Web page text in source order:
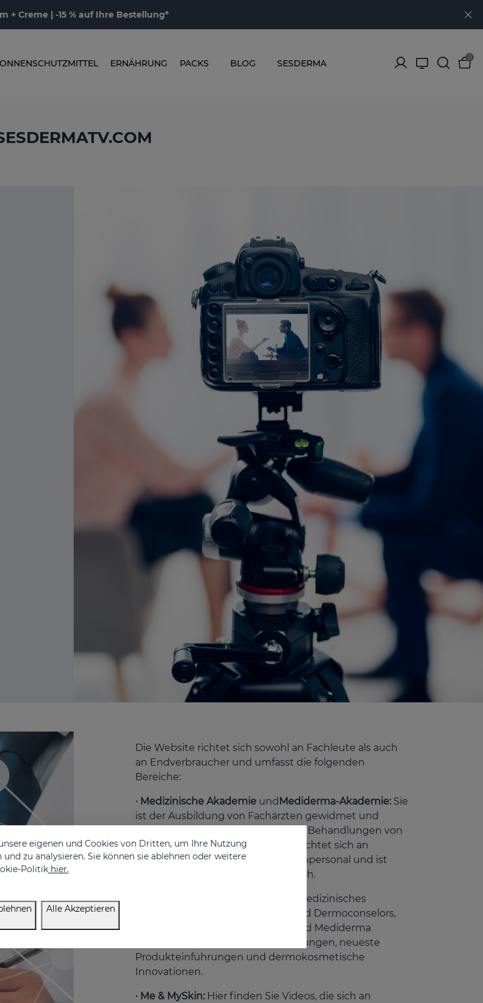
+ Creme | -15 % auf Ihre Bestellung*
ERNÄHRUNG PACKS BLOG SESDERMA
0
Die Website richtet sich sowohl an Fachleute als auch
an Endverbraucher und umfasst die folgenden
Bereiche:
· Medizinische Akademie und Mediderma-Akademie: Sie
ist der Ausbildung von Fachärzten gewidmet und
enthält Tutorials zu Techniken und Behandlungen von
Mediderma Professional Care. Sie richtet sich an
Apotheker und medizinisches Fachpersonal und ist
daher nur eingeschränkt zugänglich.
für Apotheker und medizinisches
Fachpersonal, Handelsvertreter und Dermoconselors,
die die Produkte von Sesderma und Mediderma
weltweit vertreiben. Produktschulungen, neueste
Produkteinführungen und dermokosmetische
Innovationen.
· Me & MySkin: Hier finden Sie Videos, die sich an
eigenen und Cookies von Dritten, um Ihre Nutzung
zu analysieren. Sie können sie ablehnen oder weitere
Politikhier.
Alle Akzeptieren